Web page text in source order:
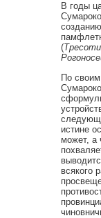
В годы
(
По
истине
может, а
всякого